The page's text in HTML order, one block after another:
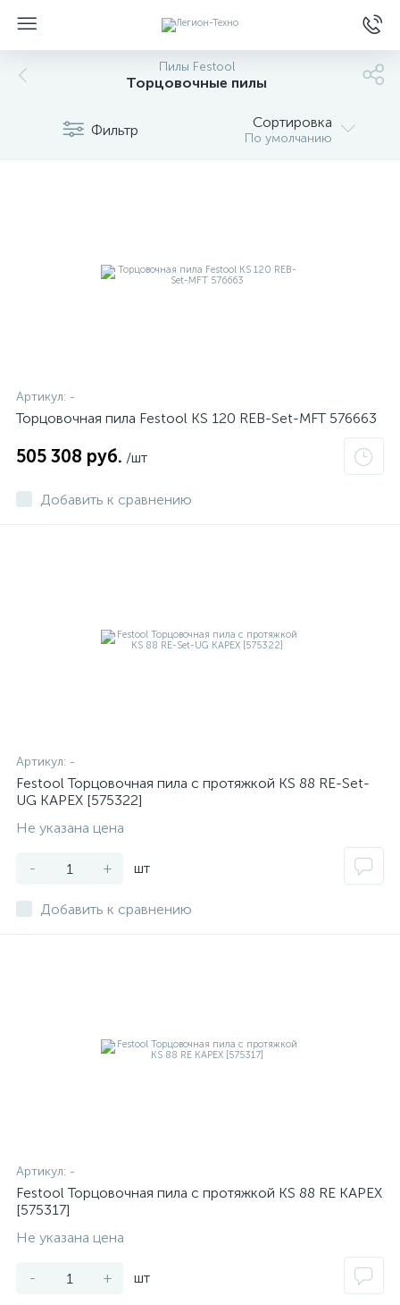
Пилы Festool
Торцовочные пилы
Фильтр Сортировка
По умолчанию
Артикул: -
Торцовочная пила Festool KS 120 REB-Set-MFT 576663
505 308 руб. /шт
Добавить к сравнению
Артикул: -
Festool Торцовочная пила с протяжкой KS 88 RE-Set-
UG KAPEX [575322]
Не указана цена
- + шт
Добавить к сравнению
Артикул: -
Festool Торцовочная пила с протяжкой KS 88 RE KAPEX
[575317]
Не указана цена
- + шт